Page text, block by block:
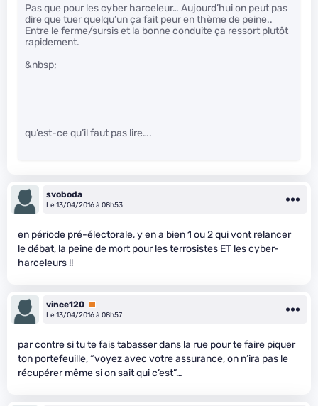
Pas que pour les cyber harceleur… Aujourd’hui on peut pas
dire que tuer quelqu’un ça fait peur en thème de peine..
Entre le ferme/sursis et la bonne conduite ça ressort plutôt
rapidement.
&nbsp;
qu’est-ce qu’il faut pas lire….
svoboda
Le 13/04/2016 à 08h53
en période pré-électorale, y en a bien 1 ou 2 qui vont relancer
le débat, la peine de mort pour les terrosistes ET les cyber-
harceleurs !!
vince120 Premium
Le 13/04/2016 à 08h57
par contre si tu te fais tabasser dans la rue pour te faire piquer
ton portefeuille, “voyez avec votre assurance, on n’ira pas le
récupérer même si on sait qui c’est”…